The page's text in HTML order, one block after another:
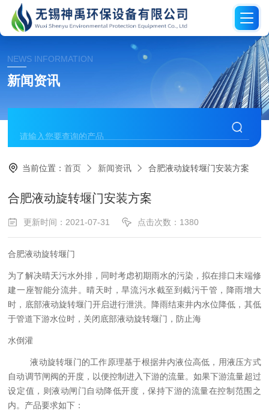
NEWS INFORMATION
新闻资讯
当前位置：首页 新闻资讯 合肥液动旋转堰门安装方案
合肥液动旋转堰门安装方案
更新时间：2021-07-31 点击次数：1380
合肥液动旋转堰门
为了解决晴天污水外排，同时考虑初期雨水的污染，拟在排口末端修
建一座智能分流井。晴天时，旱流污水截至到截污干管，降雨增大
时， 底部液动旋转堰门开启进行泄洪。降雨结束井内水位降低，其低
于管道下游水位时，关闭底部液动旋转堰门，防止海
水倒灌
液动旋转堰门的工作原理基于根据井内液位高低 ，用液压方式
自动调节闸阀的开度，以便控制进入下游的流量。如果下游流量超过
设定值，则液动闸门自动降低开度 ，保持下游的流量在控制范围之
内。产品要求如下：